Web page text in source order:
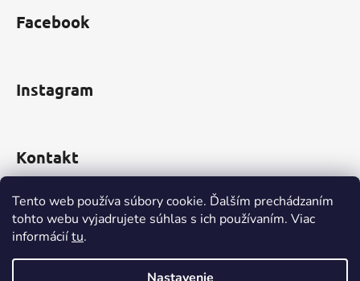
Tento web používa súbory cookie. Ďalším prechádzaním
tohto webu vyjadrujete súhlas s ich používaním. Viac
informáciítu.
Facebook
Instagram
Kontakt
obchod@incomp.sk
0910 999 552